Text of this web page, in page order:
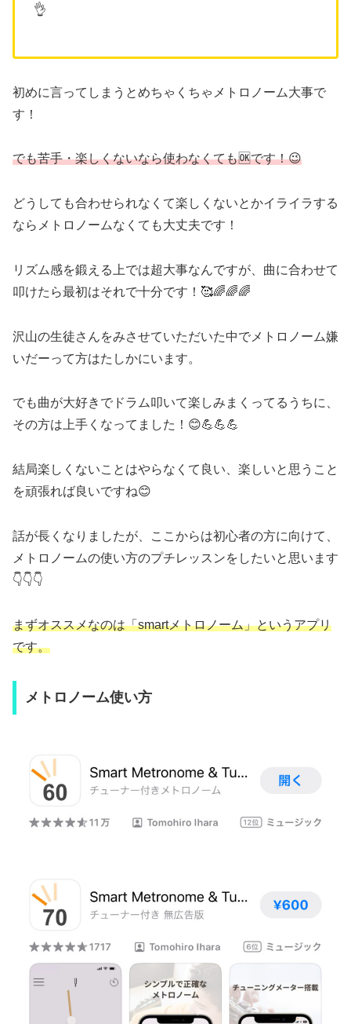
👌
初めに言ってしまうとめちゃくちゃメトロノーム大事で
す！
でも苦手・楽しくないなら使わなくても🆗です！😉
どうしても合わせられなくて楽しくないとかイライラする
ならメトロノームなくても大丈夫です！
リズム感を鍛える上では超大事なんですが、曲に合わせて
叩けたら最初はそれで十分です！🥰🌈🌈🌈
沢山の生徒さんをみさせていただいた中でメトロノーム嫌
いだーって方はたしかにいます。
でも曲が大好きでドラム叩いて楽しみまくってるうちに、
その方は上手くなってました！😊💪💪💪
結局楽しくないことはやらなくて良い、楽しいと思うこと
を頑張れば良いですね😊
話が長くなりましたが、ここからは初心者の方に向けて、
メトロノームの使い方のプチレッスンをしたいと思います
👇👇👇
まずオススメなのは「smartメトロノーム」というアプリ
です。
メトロノーム使い方